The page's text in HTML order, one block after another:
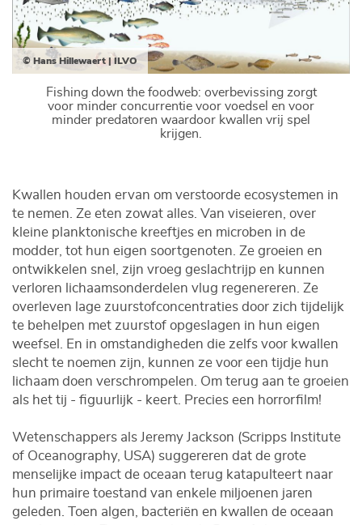
© Hans Hillewaert | ILVO
Fishing down the foodweb: overbevissing zorgt
voor minder concurrentie voor voedsel en voor
minder predatoren waardoor kwallen vrij spel
krijgen.
Kwallen houden ervan om verstoorde ecosystemen in
te nemen. Ze eten zowat alles. Van viseieren, over
kleine planktonische kreeftjes en microben in de
modder, tot hun eigen soortgenoten. Ze groeien en
ontwikkelen snel, zijn vroeg geslachtrijp en kunnen
verloren lichaamsonderdelen vlug regenereren. Ze
overleven lage zuurstofconcentraties door zich tijdelijk
te behelpen met zuurstof opgeslagen in hun eigen
weefsel. En in omstandigheden die zelfs voor kwallen
slecht te noemen zijn, kunnen ze voor een tijdje hun
lichaam doen verschrompelen. Om terug aan te groeien
als het tij - figuurlijk - keert. Precies een horrorfilm!
Wetenschappers als Jeremy Jackson (Scripps Institute
of Oceanography, USA) suggereren dat de grote
menselijke impact de oceaan terug katapulteert naar
hun primaire toestand van enkele miljoenen jaren
geleden. Toen algen, bacteriën en kwallen de oceaan